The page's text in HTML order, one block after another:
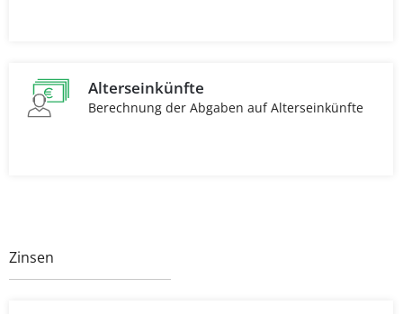
Alterseinkünfte
Berechnung der Abgaben auf Alterseinkünfte
Zinsen